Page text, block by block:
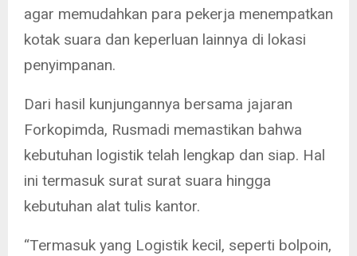
agar memudahkan para pekerja menempatkan
kotak suara dan keperluan lainnya di lokasi
penyimpanan.
Dari hasil kunjungannya bersama jajaran
Forkopimda, Rusmadi memastikan bahwa
kebutuhan logistik telah lengkap dan siap. Hal
ini termasuk surat surat suara hingga
kebutuhan alat tulis kantor.
“Termasuk yang Logistik kecil, seperti bolpoin,